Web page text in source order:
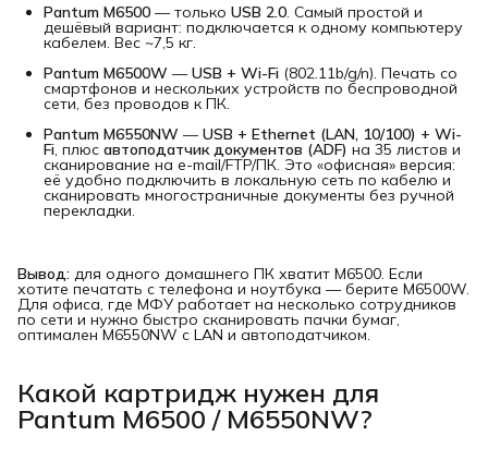
Pantum M6500 — только USB 2.0. Самый простой и
дешёвый вариант: подключается к одному компьютеру
кабелем. Вес ~7,5 кг.
Pantum M6500W —USB + Wi-Fi (802.11b/g/n). Печать со
смартфонов и нескольких устройств по беспроводной
сети, без проводов к ПК.
Pantum M6550NW —USB + Ethernet (LAN, 10/100) + Wi-
Fi, плюс автоподатчик документов (ADF) на 35 листов и
сканирование на e-mail/FTP/ПК. Это «офисная» версия:
её удобно подключить в локальную сеть по кабелю и
сканировать многостраничные документы без ручной
перекладки.
Вывод: для одного домашнего ПК хватит M6500. Если
хотите печатать с телефона и ноутбука — берите M6500W.
Для офиса, где МФУ работает на несколько сотрудников
по сети и нужно быстро сканировать пачки бумаг,
оптимален M6550NW с LAN и автоподатчиком.
Какой картридж нужен для
Pantum M6500 / M6550NW?